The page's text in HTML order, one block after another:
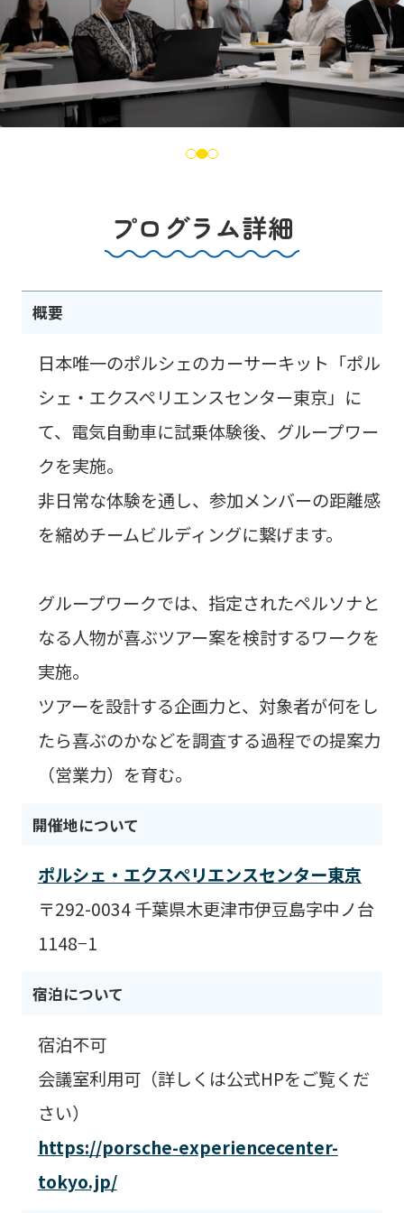
プログラム詳細
概要
日本唯一のポルシェのカーサーキット「ポル
シェ・エクスペリエンスセンター東京」に
て、電気自動車に試乗体験後、グループワー
クを実施。
非日常な体験を通し、参加メンバーの距離感
を縮めチームビルディングに繋げます。
グループワークでは、指定されたペルソナと
なる人物が喜ぶツアー案を検討するワークを
実施。
ツアーを設計する企画力と、対象者が何をし
たら喜ぶのかなどを調査する過程での提案力
（営業力）を育む。
開催地について
ポルシェ・エクスペリエンスセンター東京
〒292-0034 千葉県木更津市伊豆島字中ノ台
1148−1
宿泊について
宿泊不可
会議室利用可（詳しくは公式HPをご覧くだ
さい）
https://porsche-experiencecenter-
tokyo.jp/